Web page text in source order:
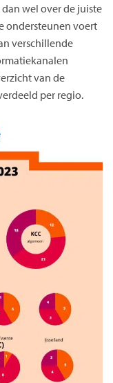
wel over de juiste
ondersteunen voert
verschillende
van de
per regio.